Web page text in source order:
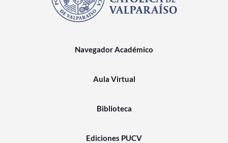
Navegador Académico
Aula Virtual
Biblioteca
Ediciones PUCV